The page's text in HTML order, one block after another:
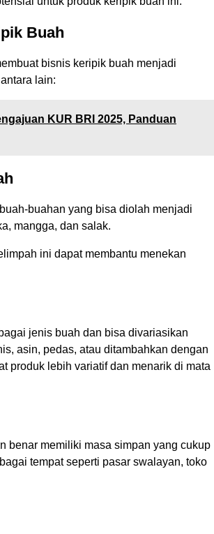
Buah
bisnis keripik buah menjadi
lain:
KUR BRI 2025, Panduan
buahan yang bisa diolah menjadi
mangga, dan salak.
ini dapat membantu menekan
jenis buah dan bisa divariasikan
asin, pedas, atau ditambahkan dengan
produk lebih variatif dan menarik di mata
benar memiliki masa simpan yang cukup
tempat seperti pasar swalayan, toko